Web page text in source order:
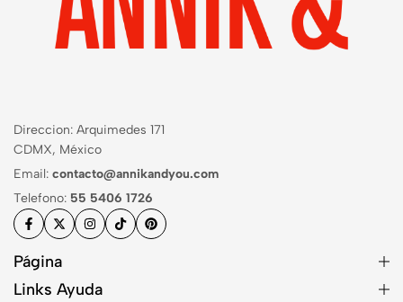
Direccion: Arquimedes 171
CDMX, México
Email: contacto@annikandyou.com
Telefono: 55 5406 1726
Página
Links Ayuda